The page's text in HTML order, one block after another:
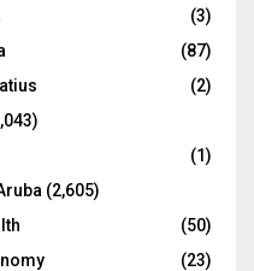
(3)
(87)
(2)
(1)
(2,605)
(50)
(23)